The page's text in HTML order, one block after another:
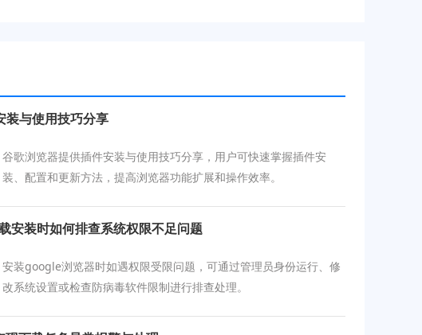
装与使用技巧分享
谷歌浏览器提供插件安装与使用技巧分享，用户可快速掌握插件安
装、配置和更新方法，提高浏览器功能扩展和操作效率。
安装时如何排查系统权限不足问题
安装google浏览器时如遇权限受限问题，可通过管理员身份运行、修
改系统设置或检查防病毒软件限制进行排查处理。